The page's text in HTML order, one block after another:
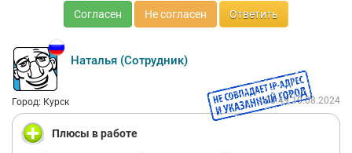
Согласен Не согласен Ответить
Наталья (Сотрудник)
Город: Курск 08:49 10.08.2024
Плюсы в работе